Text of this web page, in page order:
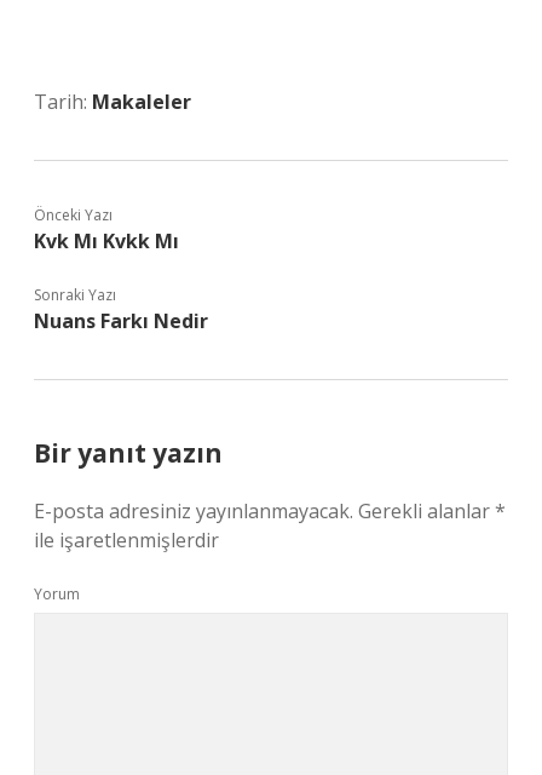
Tarih: Makaleler
Önceki Yazı
Kvk Mı Kvkk Mı
Sonraki Yazı
Nuans Farkı Nedir
Bir yanıt yazın
E-posta adresiniz yayınlanmayacak. Gerekli alanlar*
ile işaretlenmişlerdir
Yorum